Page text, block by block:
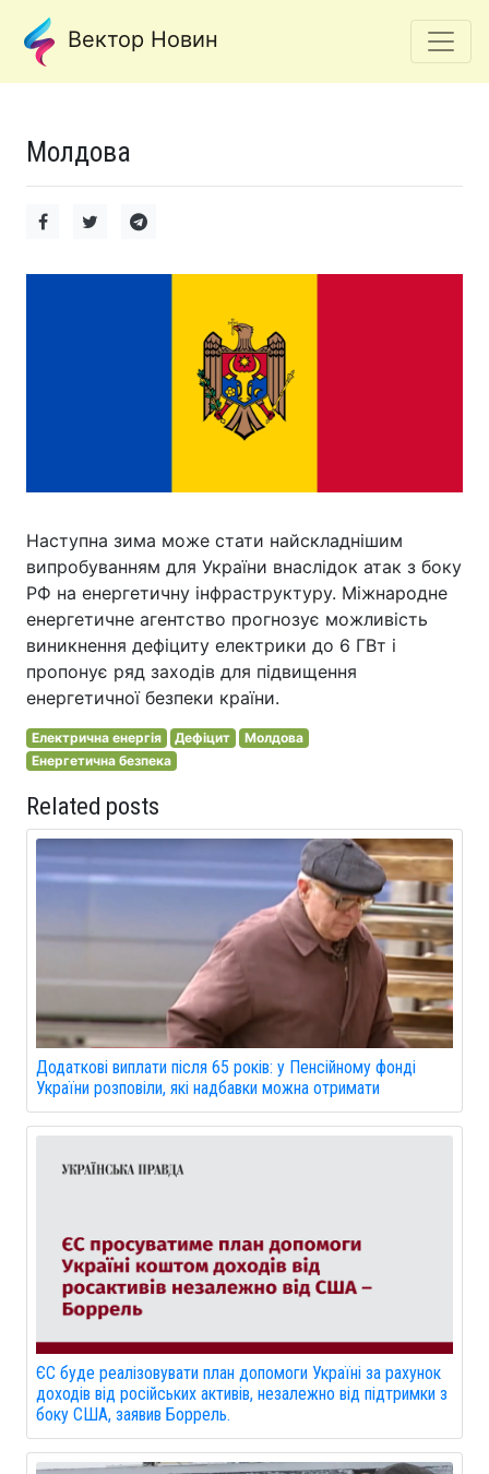
Вектор Новин
Молдова
Наступна зима може стати найскладнішим
випробуванням для України внаслідок атак з боку
РФ на енергетичну інфраструктуру. Міжнародне
енергетичне агентство прогнозує можливість
виникнення дефіциту електрики до 6 ГВт і
пропонує ряд заходів для підвищення
енергетичної безпеки країни.
Електрична енергія Дефіцит
Молдова
Енергетична безпека
Related posts
Додаткові виплати після 65 років: у Пенсійному фонді
України розповіли, які надбавки можна отримати
ЄС буде реалізовувати план допомоги Україні за рахунок
доходів від російських активів, незалежно від підтримки з
боку США, заявив Боррель.